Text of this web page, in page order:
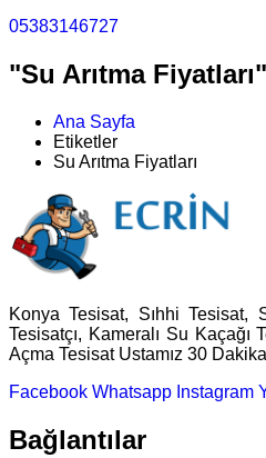
05383146727
"Su Arıtma
Ana Sayfa
Etiketler
Su Arıtma Fiyatları
Konya Tesisat, Sıhhi Tesisat,
Tesisatçı, Kameralı Su Kaçağı
Açma Tesisat Ustamız 30
Facebook Whatsapp Instagram
Bağlantılar